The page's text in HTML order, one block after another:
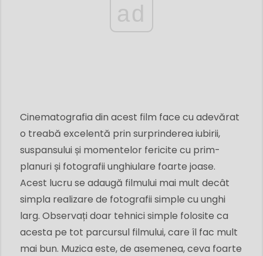
ad
Cinematografia din acest film face cu adevărat
o treabă excelentă prin surprinderea iubirii,
suspansului și momentelor fericite cu prim-
planuri și fotografii unghiulare foarte joase.
Acest lucru se adaugă filmului mai mult decât
simpla realizare de fotografii simple cu unghi
larg. Observați doar tehnici simple folosite ca
acesta pe tot parcursul filmului, care îl fac mult
mai bun. Muzica este, de asemenea, ceva foarte